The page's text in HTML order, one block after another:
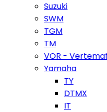
Suzuki
SWM
TGM
TM
VOR -
Yamaha
TY
DTMX
IT